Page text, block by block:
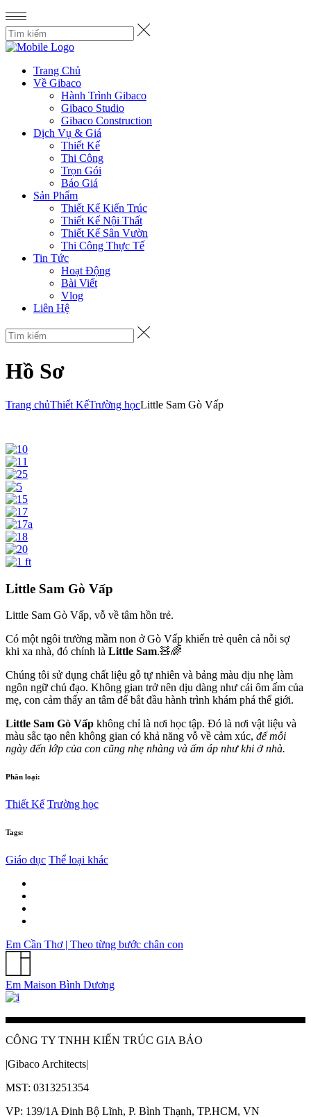
Trang Chủ
Về Gibaco
Hành Trình Gibaco
Gibaco Studio
Gibaco Construction
Dịch Vụ & Giá
Thiết Kế
Thi Công
Trọn Gói
Báo Giá
Sản Phẩm
Thiết Kế Kiến Trúc
Thiết Kế Nội Thất
Thiết Kế Sân Vườn
Thi Công Thực Tế
Tin Tức
Hoạt Động
Bài Viết
Vlog
Liên Hệ
Hồ Sơ
Trang chủThiết KếTrường họcLittle Sam Gò Vấp
Little Sam Gò Vấp
Little Sam Gò Vấp, vỗ về tâm hồn trẻ.
Có một ngôi trường mầm non ở Gò Vấp khiến trẻ quên cả nỗi sợ
khi xa nhà, đó chính là Little Sam.🧸🌈
Chúng tôi sử dụng chất liệu gỗ tự nhiên và bảng màu dịu nhẹ làm
ngôn ngữ chủ đạo. Không gian trở nên dịu dàng như cái ôm ấm của
mẹ, con cảm thấy an tâm để bắt đầu hành trình khám phá thế giới.
Little Sam Gò Vấp không chỉ là nơi học tập. Đó là nơi vật liệu và
màu sắc tạo nên không gian có khả năng vỗ về cảm xúc, để mỗi
ngày đến lớp của con cũng nhẹ nhàng và ấm áp như khi ở nhà.
Phân loại:
Thiết Kế Trường học
Tags:
Giáo dục Thể loại khác
Em Cần Thơ | Theo từng bước chân con
Em Maison Bình Dương
CÔNG TY TNHH KIẾN TRÚC GIA BẢO
|Gibaco Architects|
MST: 0313251354
VP: 139/1A Đinh Bộ Lĩnh, P. Bình Thạnh, TP.HCM, VN